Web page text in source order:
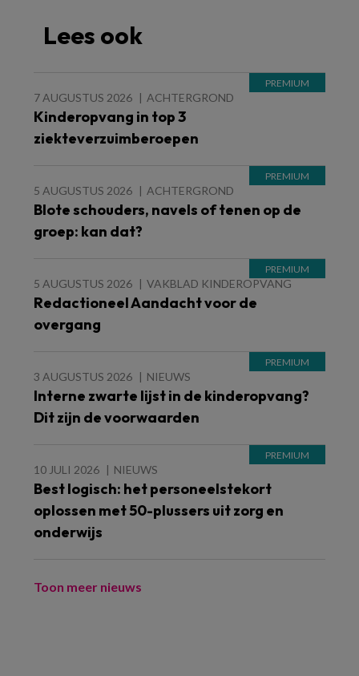
Lees ook
7 AUGUSTUS 2026 ACHTERGROND
Kinderopvang in top 3
ziekteverzuimberoepen
5 AUGUSTUS 2026 ACHTERGROND
Blote schouders, navels of tenen op de
groep: kan dat?
5 AUGUSTUS 2026 VAKBLAD KINDEROPVANG
Redactioneel Aandacht voor de
overgang
3 AUGUSTUS 2026 NIEUWS
Interne zwarte lijst in de kinderopvang?
Dit zijn de voorwaarden
10 JULI 2026 NIEUWS
Best logisch: het personeelstekort
oplossen met 50-plussers uit zorg en
onderwijs
Toon meer nieuws